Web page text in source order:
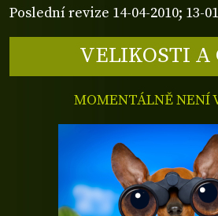
Poslední revize 14-04-2010; 13-
VELIKOSTI A
MOMENTÁLNĚ NENÍ